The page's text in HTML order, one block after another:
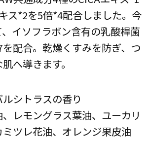
ス*2を5倍*4配合しました。今
イソフラボン含有の乳酸桿菌
配合。乾燥くすみを防ぎ、つ
へ導きます。
シトラスの香り
レモングラス葉油、ユーカリ
ツレ花油、オレンジ果皮油